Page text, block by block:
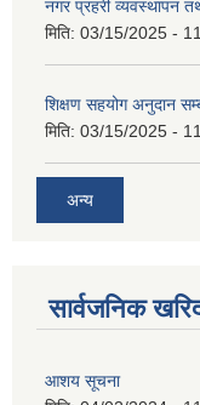
नगर प्रहरी व्यवस्थापन
मिति: 03/15/2025 -
शिक्षण सहयोग अनुदान
मिति: 03/15/2025 -
अन्य
सार्वजनिक
आशय सूचना